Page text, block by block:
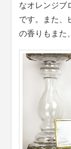
なオレンジブ
です。また、
の香りもまた